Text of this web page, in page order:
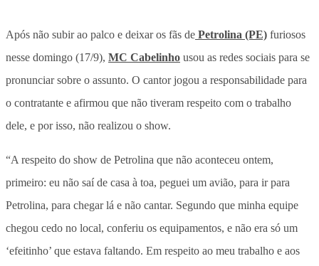
Após não subir ao palco e deixar os fãs de Petrolina (PE) furiosos
nesse domingo (17/9), MC Cabelinho usou as redes sociais para se
pronunciar sobre o assunto. O cantor jogou a responsabilidade para
o contratante e afirmou que não tiveram respeito com o trabalho
dele, e por isso, não realizou o show.
“A respeito do show de Petrolina que não aconteceu ontem,
primeiro: eu não saí de casa à toa, peguei um avião, para ir para
Petrolina, para chegar lá e não cantar. Segundo que minha equipe
chegou cedo no local, conferiu os equipamentos, e não era só um
‘efeitinho’ que estava faltando. Em respeito ao meu trabalho e aos